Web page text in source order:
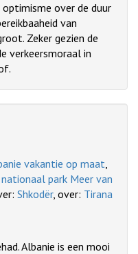
over de duur
van
Zeker gezien de
verkeersmoraal in
vakantie op maat,
nationaal park Meer van
Shkodër, over: Tirana
Albanie is een mooi